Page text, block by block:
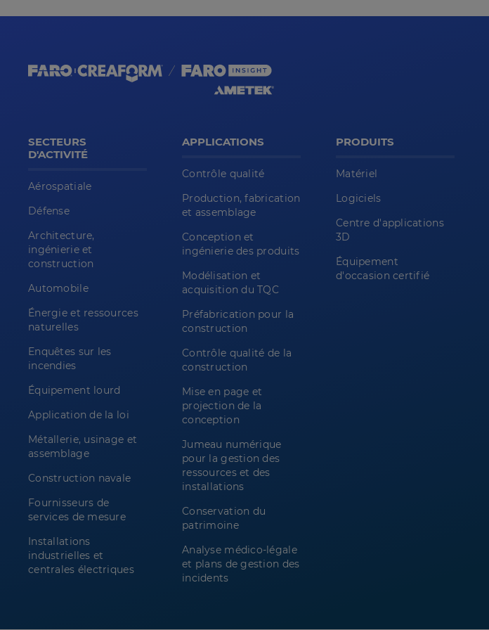
SECTEURS
D'ACTIVITÉ
Aérospatiale
Défense
Architecture,
ingénierie et
construction
Automobile
Énergie et ressources
naturelles
Enquêtes sur les
incendies
Équipement lourd
Application de la loi
Métallerie, usinage et
assemblage
Construction navale
Fournisseurs de
services de mesure
Installations
industrielles et
centrales électriques
APPLICATIONS
Contrôle qualité
Production, fabrication
et assemblage
Conception et
ingénierie des produits
Modélisation et
acquisition du TQC
Préfabrication pour la
construction
Contrôle qualité de la
construction
Mise en page et
projection de la
conception
Jumeau numérique
pour la gestion des
ressources et des
installations
Conservation du
patrimoine
Analyse médico-légale
et plans de gestion des
incidents
PRODUITS
Matériel
Logiciels
Centre d'applications
3D
Équipement
d'occasion certifié